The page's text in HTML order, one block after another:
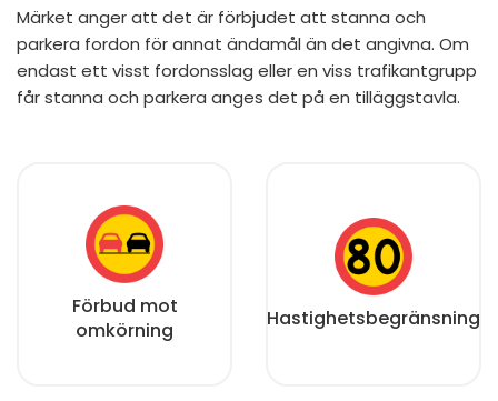
Märket anger att det är förbjudet att stanna och
parkera fordon för annat ändamål än det angivna. Om
endast ett visst fordonsslag eller en viss trafikantgrupp
får stanna och parkera anges det på en tilläggstavla.
Förbud mot
omkörning
Hastighetsbegränsning